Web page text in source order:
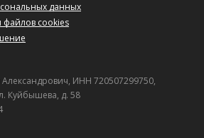
данных
файлов cookies
ИНН 720507299750,
Куйбышева, д. 58